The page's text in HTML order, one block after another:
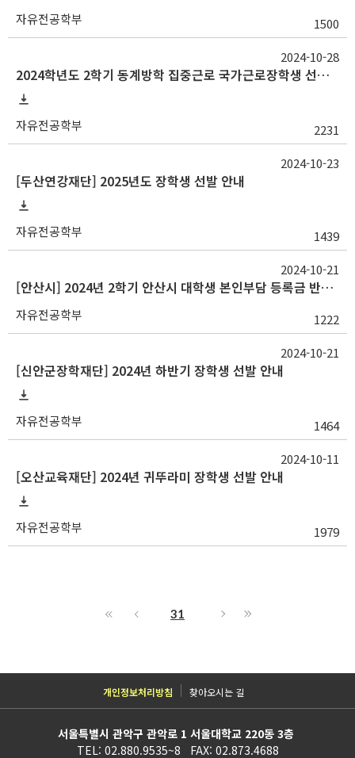
자유전공학부 1500
2024학년도 2학기 동계방학 집중근로 국가근로장학생 선발 일정 안내
자유전공학부 2231
2024-10-28
[두산연강재단] 2025년도 장학생 선발 안내
자유전공학부 1439
2024-10-23
[안산시] 2024년 2학기 안산시 대학생 본인부담 등록금 반값지원 안내
자유전공학부 1222
2024-10-21
[신안군장학재단] 2024년 하반기 장학생 선발 안내
자유전공학부 1464
2024-10-21
[오산교육재단] 2024년 귀뚜라미 장학생 선발 안내
자유전공학부 1979
2024-10-11
31
개인정보처리방침 찾아오시는 길
서울특별시 관악구 관악로 1 서울대학교 220동 3층
TEL: 02.880.9535~8 FAX: 02.873.4688